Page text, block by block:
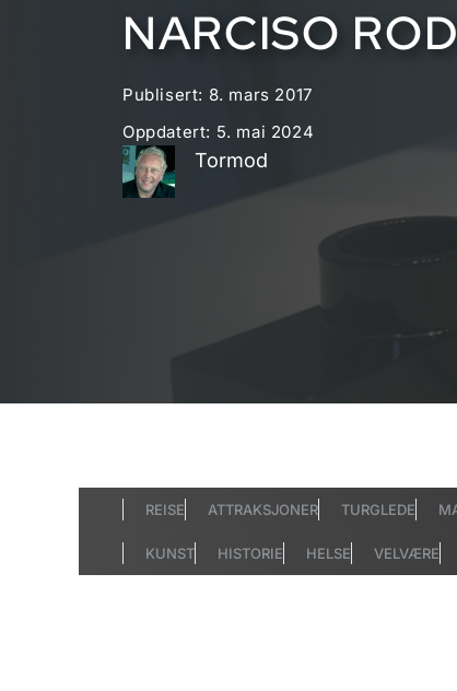
NARCISO
Publisert: 8. mars 2017
Oppdatert: 5. mai 2024
Tormod
REISE ATTRAKSJONER TURGLEDE
KUNST HISTORIE HELSE VELVÆRE